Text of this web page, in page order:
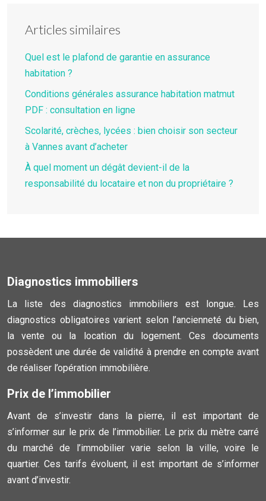
Articles similaires
Quel est le plafond de garantie en assurance
habitation ?
Conditions générales assurance habitation matmut
PDF : consultation en ligne
Scolarité, crèches, lycées : bien choisir son secteur
à Vannes avant d’acheter
À quel moment un dégât devient-il de la
responsabilité du locataire et non du propriétaire ?
Diagnostics immobiliers
La liste des diagnostics immobiliers est longue. Les
diagnostics obligatoires varient selon l’ancienneté du bien,
la vente ou la location du logement. Ces documents
possèdent une durée de validité à prendre en compte avant
de réaliser l’opération immobilière.
Prix de l’immobilier
Avant de s’investir dans la pierre, il est important de
s’informer sur le prix de l’immobilier. Le prix du mètre carré
du marché de l’immobilier varie selon la ville, voire le
quartier. Ces tarifs évoluent, il est important de s’informer
avant d’investir.